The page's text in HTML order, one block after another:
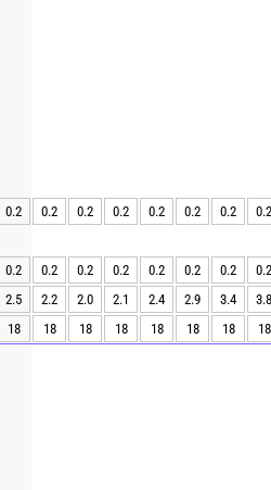
0.2 0.2 0.2 0.2 0.2 0.2 0.2 0.2
0.2 0.2 0.2 0.2 0.2 0.2 0.2
0.2
2.5
2.2 2.0 2.1 2.4 2.9 3.4
3.8
18
18 18 18 18 18 18 18